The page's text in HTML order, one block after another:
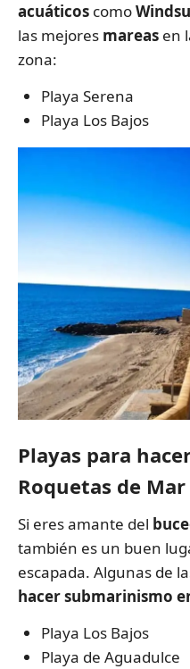
acuáticos como
las mejores mareas en
zona:
Playa Serena
Playa Los Bajos
Playas para
Roquetas de Mar
Si eres amante del
también es un buen
escapada. Algunas de
hacer submarinismo
Playa Los Bajos
Playa de Aguadulce